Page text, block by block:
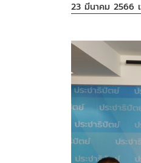
23 มีนาคม 2566 เ